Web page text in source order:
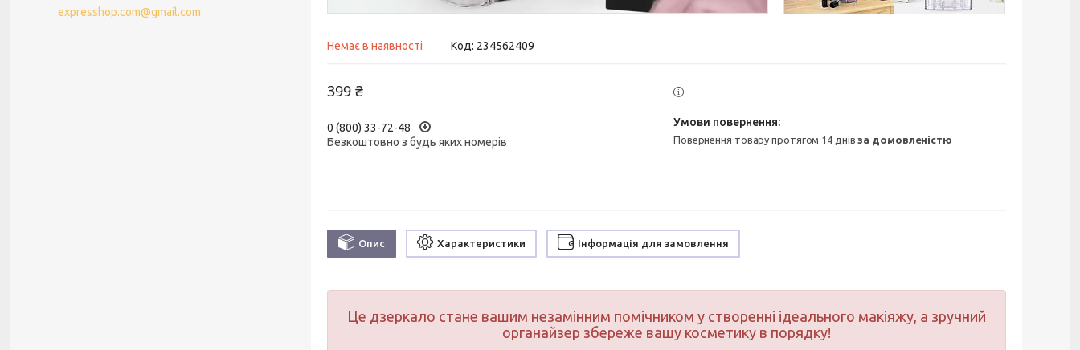
Немає в наявності Код: 234562409
399 ₴
0 (800) 33-72-48
Безкоштовно з будь яких номерів
повернення товару протягом 14 днівза домовленістю
Опис Характеристики Інформація для замовлення
Це дзеркало стане вашим незамінним помічником у створенні ідеального макіяжу, а зручний
органайзер збереже вашу косметику в порядку!
expresshop.com@gmail.com